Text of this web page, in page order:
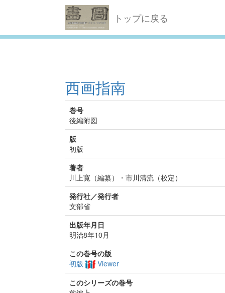
トップに戻る
西画指南
巻号
後編附図
版
初版
著者
川上寛（編纂）・市川清流（校定）
発行社／発行者
文部省
出版年月日
明治8年10月
この巻号の版
初版
Viewer
このシリーズの巻号